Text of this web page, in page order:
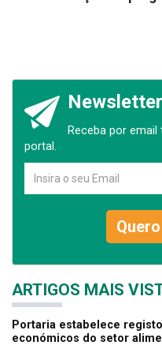
Receba por
portal.
ARTIGOS MAIS
Portaria estabelece
económicos do setor